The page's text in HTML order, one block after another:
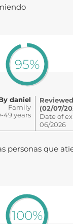
95%
daniel
Family
49 years
(02/07/
Date of
06/2026
personas que
100%